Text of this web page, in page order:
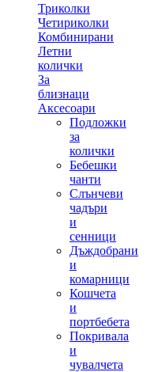
Триколки
Четириколки
Комбинирани
Летни
колички
За
близнаци
Аксесоари
Подложки
за
колички
Бебешки
чанти
Слънчеви
чадъри
и
сенници
Дъждобрани
и
комарници
Кошчета
и
портбебета
Покривала
и
чувалчета